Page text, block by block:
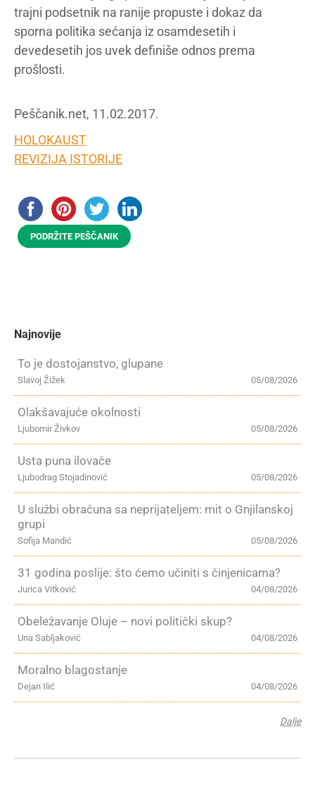
trajni podsetnik na ranije propuste i dokaz da
sporna politika sećanja iz osamdesetih i
devedesetih jos uvek definiše odnos prema
prošlosti.
Peščanik.net, 11.02.2017.
HOLOKAUST
REVIZIJA ISTORIJE
PODRŽITE PEŠČANIK
Najnovije
To je dostojanstvo, glupane
05/08/2026
Slavoj Žižek
Olakšavajuće okolnosti
05/08/2026
Ljubomir Živkov
Usta puna ilovače
05/08/2026
Ljubodrag Stojadinović
U službi obračuna sa neprijateljem: mit o Gnjilanskoj
grupi
05/08/2026
Sofija Mandić
31 godina poslije: što ćemo učiniti s činjenicama?
04/08/2026
Jurica Vitković
Obeležavanje Oluje – novi politički skup?
04/08/2026
Una Sabljaković
Moralno blagostanje
04/08/2026
Dejan Ilić
Dalje